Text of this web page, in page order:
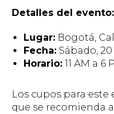
Detalles del evento:
Lugar: Bogotá,
Fecha: Sábado,
Horario: 11 AM a 6
Los cupos para
que se recomienda